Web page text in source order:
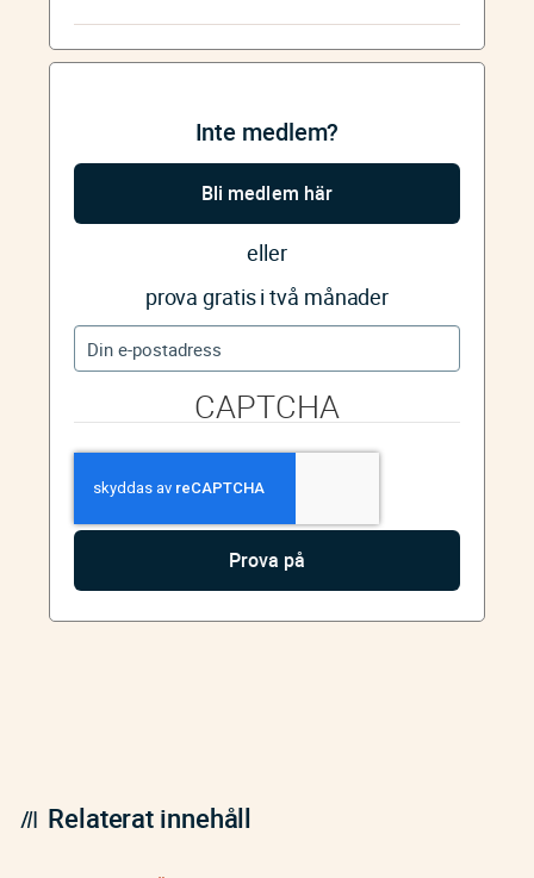
Inte medlem?
Bli medlem här
eller
prova gratis i två månader
CAPTCHA
Relaterat innehåll